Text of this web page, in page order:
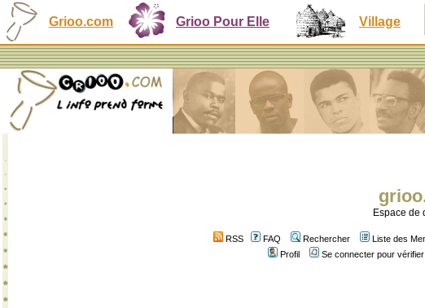
Grioo.com Grioo Pour Elle Village
Espace de
RSS FAQ Rechercher Liste des
Profil
Se connecter pour